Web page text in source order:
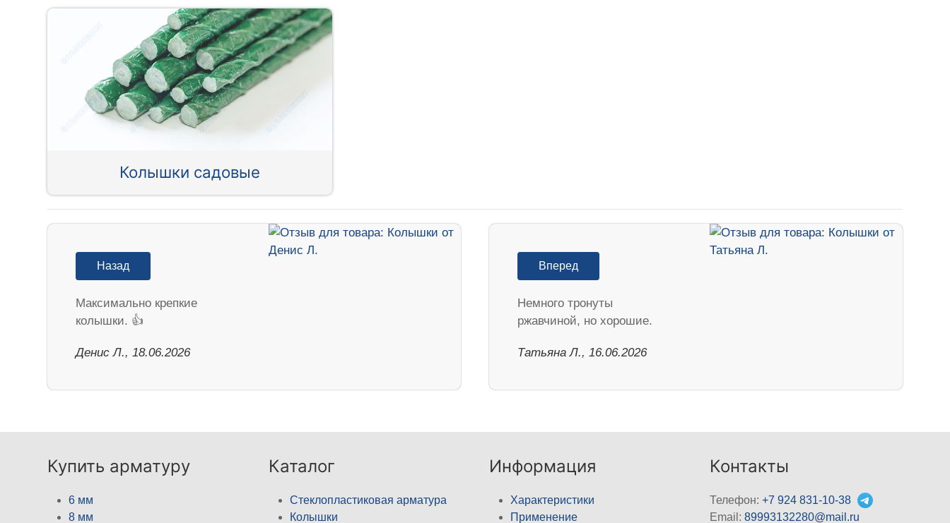
Колышки садовые
Назад
Максимально крепкие
колышки. 👍
Денис Л., 18.06.2026
Вперед
Немного тронуты
ржавчиной, но хорошие.
Татьяна Л., 16.06.2026
Купить арматуру
6 мм
8 мм
Каталог
Стеклопластиковая арматура
Колышки
Информация
Характеристики
Применение
Контакты
Телефон:+7 924 831-10-38
Email:89993132280@mail.ru